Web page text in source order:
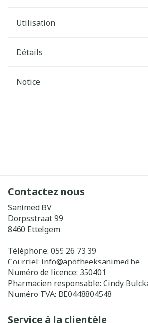
Utilisation
Détails
Notice
Contactez nous
Sanimed BV
Dorpsstraat 99
8460 Ettelgem
Téléphone: 059 26 73 39
Courriel: info@apotheeksanimed.be
Numéro de licence: 350401
Pharmacien responsable: Cindy
Numéro TVA: BE0448804548
Service à la clientèle